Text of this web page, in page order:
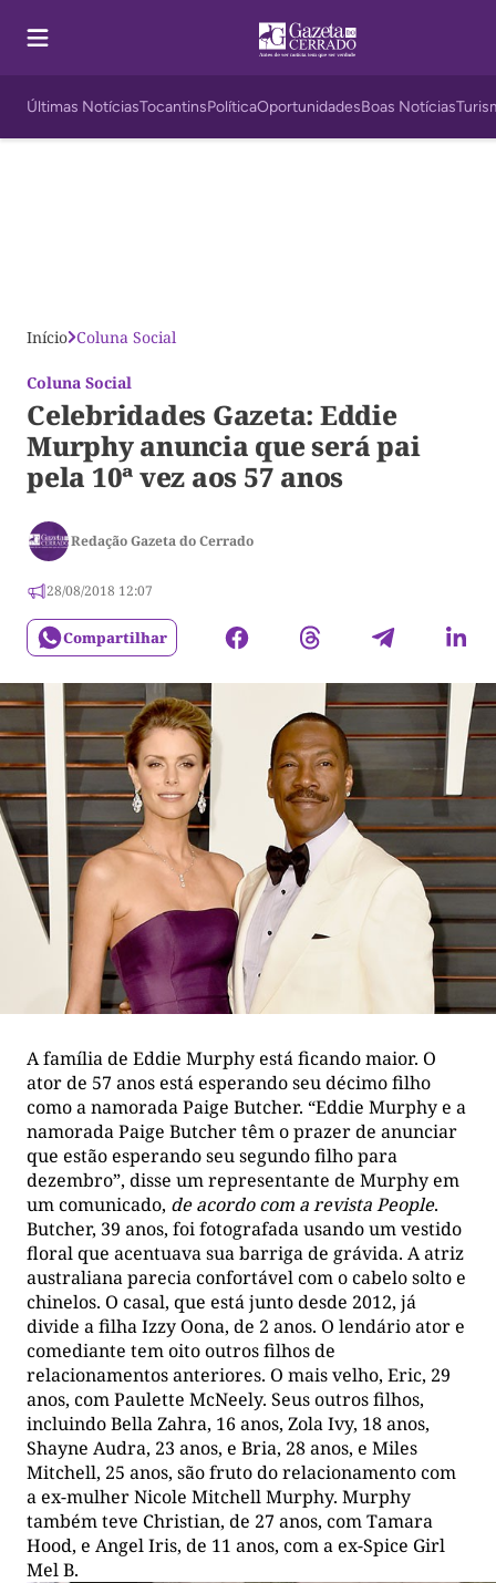
Últimas NotíciasTocantinsPolíticaOportunidadesBoas Notícias
Início Coluna Social
Coluna Social
Celebridades Gazeta: Eddie
Murphy anuncia que será pai
pela 10ª vez aos 57 anos
Redação Gazeta do Cerrado
28/08/2018 12:07
Compartilhar
A família de Eddie Murphy está ficando maior. O
ator de 57 anos está esperando seu décimo filho
como a namorada Paige Butcher. “Eddie Murphy e a
namorada Paige Butcher têm o prazer de anunciar
que estão esperando seu segundo filho para
dezembro”, disse um representante de Murphy em
um comunicado, de acordo com a revista People.
Butcher, 39 anos, foi fotografada usando um vestido
floral que acentuava sua barriga de grávida. A atriz
australiana parecia confortável com o cabelo solto e
chinelos. O casal, que está junto desde 2012, já
divide a filha Izzy Oona, de 2 anos. O lendário ator e
comediante tem oito outros filhos de
relacionamentos anteriores. O mais velho, Eric, 29
anos, com Paulette McNeely. Seus outros filhos,
incluindo Bella Zahra, 16 anos, Zola Ivy, 18 anos,
Shayne Audra, 23 anos, e Bria, 28 anos, e Miles
Mitchell, 25 anos, são fruto do relacionamento com
a ex-mulher Nicole Mitchell Murphy. Murphy
também teve Christian, de 27 anos, com Tamara
Hood, e Angel Iris, de 11 anos, com a ex-Spice Girl
Mel B.